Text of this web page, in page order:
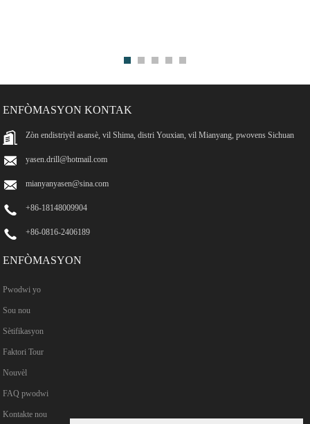
ENFÒMASYON KONTAK
Zòn endistriyèl asansè, vil Shima, distri Youxian, vil Mianyang, pwovens Sichuan
yasen.drill@hotmail.com
mianyanyasen@sina.com
+86-18148009904
+86-0816-2406189
ENFÒMASYON
Pwodwi yo
Sou nou
Sètifikasyon
Faktori Tour
Nouvèl
FAQ pwodwi
Kontakte nou